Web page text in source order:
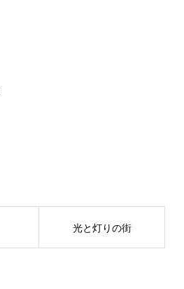
光と灯りの街